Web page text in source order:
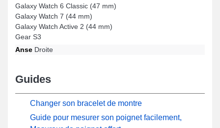
Galaxy Watch 6 Classic (47 mm)
Galaxy Watch 7 (44 mm)
Galaxy Watch Active 2 (44 mm)
Gear S3
Anse Droite
Guides
Changer son bracelet de montre
Guide pour mesurer son poignet facilement,